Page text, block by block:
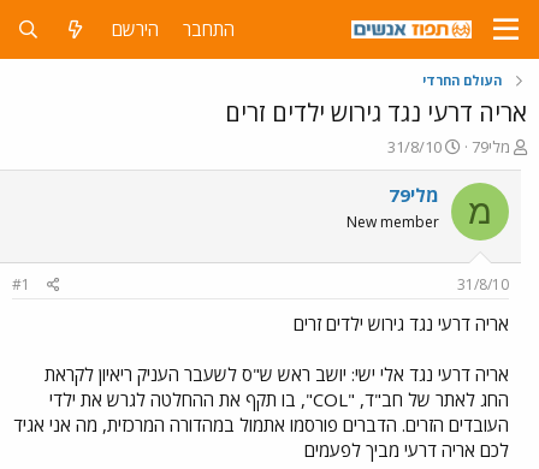
התחבר הירשם
העולם החרדי
אריה דרעי נגד גירוש ילדים זרים
פ
ו
ת
ח
ה
ו
ש
א
מלי79
פ
ו
ר
ם
ר
31/8/10
מ מלי79
New member
31/8/10
#1
אריה דרעי נגד גירוש ילדים זרים
אריה דרעי נגד אלי ישי: יושב ראש ש"ס לשעבר העניק ריאיון לקראת
החג לאתר של חב"ד, "COL", בו תקף את ההחלטה לגרש את ילדי
העובדים הזרים. הדברים פורסמו אתמול במהדורה המרכזית, מה אני אגיד
לכם אריה דרעי מביך לפעמים